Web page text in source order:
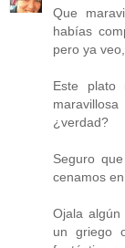
Que
habías
pero ya
Este
¿verdad?
Seguro
cenamos
Ojala
un griego